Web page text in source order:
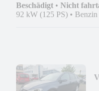
Beschädigt • Nicht
92 kW (125 PS) • Benzin